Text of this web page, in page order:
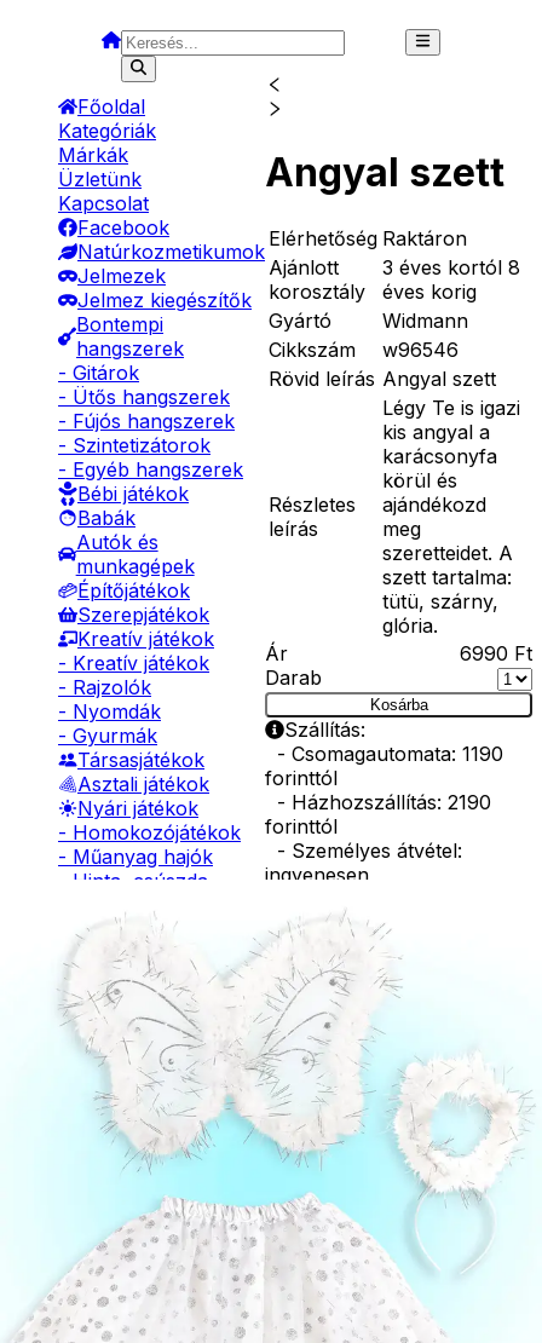
Főoldal
Kategóriák
Márkák
Üzletünk
Kapcsolat
Facebook
Natúrkozmetikumok
Jelmezek
Jelmez kiegészítők
Bontempi
hangszerek
- Gitárok
- Ütős hangszerek
- Fújós hangszerek
- Szintetizátorok
- Egyéb hangszerek
Bébi játékok
Babák
Autók és
munkagépek
Építőjátékok
Szerepjátékok
Kreatív játékok
- Kreatív játékok
- Rajzolók
- Nyomdák
- Gyurmák
Társasjátékok
Asztali játékok
Nyári játékok
- Homokozójátékok
- Műanyag hajók
- Hinta, csúszda
- Ütők, dobálók
- Strandcikkek
- Egyéb nyári játékok
Lábbal hajtós
járművek
Téli játékok
Angyal szett
Elérhetőség Raktáron
Ajánlott
korosztály
3 éves kortól 8
éves korig
Gyártó
Widmann
Cikkszám
w96546
Rövid leírás Angyal szett
Részletes
leírás
Légy Te is igazi
kis angyal a
karácsonyfa
körül és
ajándékozd
meg
szeretteidet. A
szett tartalma:
tütü, szárny,
glória.
Ár
6990 Ft
Darab
Kosárba
Szállítás:
- Csomagautomata: 1190
forinttól
- Házhozszállítás: 2190
forinttól
- Személyes átvétel:
ingyenesen
Kiegészítő
termékek
Tündérpálca
590Ft
Kosárba
Tündérpálca
3D-s